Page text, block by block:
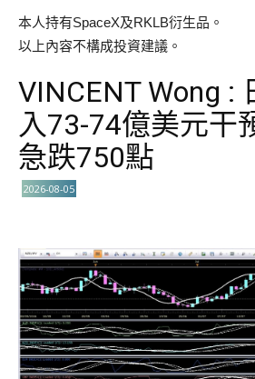
本人持有SpaceX及RKLB衍生品。
以上內容不構成投資建議。
VINCENT Wong :
入73-74億美元干
急跌750點
2026-08-05